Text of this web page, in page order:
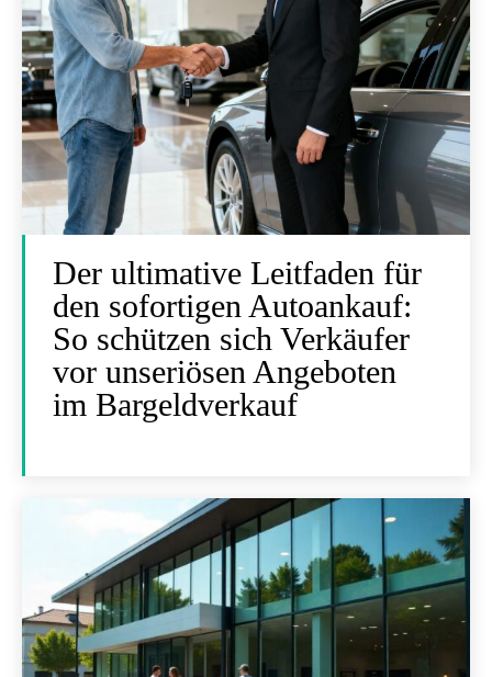
Der ultimative Leitfaden für
den sofortigen Autoankauf:
So schützen sich Verkäufer
vor unseriösen Angeboten
im Bargeldverkauf